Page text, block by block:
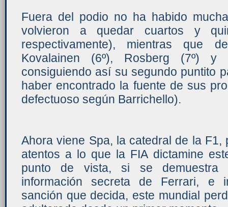
Fuera del podio no ha habido
volvieron a quedar cuartos y
respectivamente), mientras que
Kovalainen (6º), Rosberg (7º) y
consiguiendo así su segundo puntito
haber encontrado la fuente de sus
defectuoso según Barrichello).
Ahora viene Spa, la catedral de la
atentos a lo que la FIA dictamine
punto de vista, si se demuestra
información secreta de Ferrari, e
sanción que decida, este mundial